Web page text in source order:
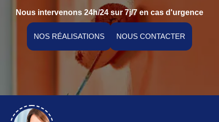
Nous intervenons 24h/24 sur 7j/7 en cas d'urgence
NOS RÉALISATIONS NOUS CONTACTER